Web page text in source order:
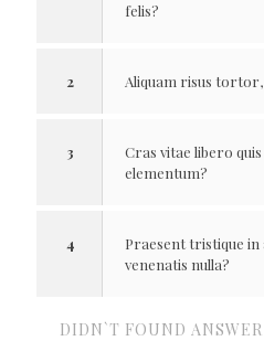
felis?
2 Aliquam risus
3
Cras vitae libero
elementum?
4
Praesent tristique in
venenatis nulla?
DIDN`T FOUND